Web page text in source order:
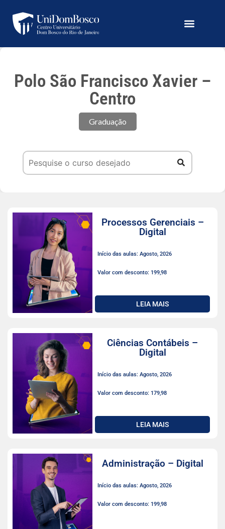
Polo São Francisco Xavier –
Centro
Graduação
Processos Gerenciais –
Digital
Início das aulas: Agosto, 2026
Valor com desconto: 199,98
LEIA MAIS
Ciências Contábeis –
Digital
Início das aulas: Agosto, 2026
Valor com desconto: 179,98
LEIA MAIS
Administração – Digital
Início das aulas: Agosto, 2026
Valor com desconto: 199,98